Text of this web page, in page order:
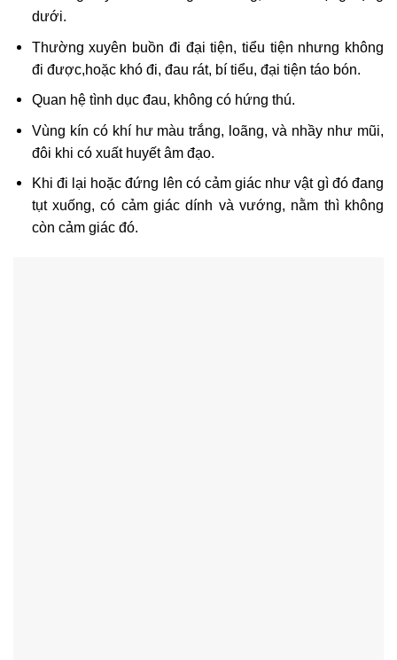
dưới.
Thường xuyên buồn đi đại tiện, tiểu tiện nhưng không
đi được,hoặc khó đi, đau rát, bí tiểu, đại tiện táo bón.
Quan hệ tình dục đau, không có hứng thú.
Vùng kín có khí hư màu trắng, loãng, và nhầy như mũi,
đôi khi có xuất huyết âm đạo.
Khi đi lại hoặc đứng lên có cảm giác như vật gì đó đang
tụt xuống, có cảm giác dính và vướng, nằm thì không
còn cảm giác đó.